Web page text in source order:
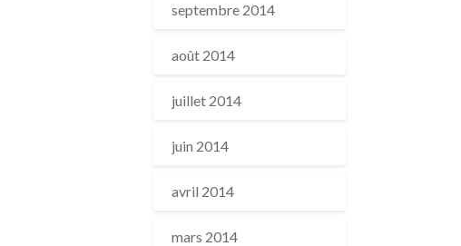
septembre 2014
août 2014
juillet 2014
juin 2014
avril 2014
mars 2014